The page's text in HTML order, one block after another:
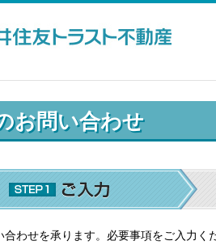
お問い合わせ
合わせを承ります。必要事項をご入力く